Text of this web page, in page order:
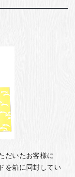
だいたお客様に
を箱に同封してい